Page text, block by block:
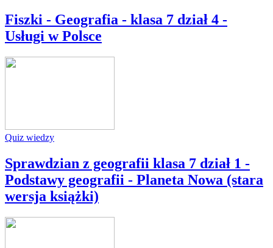
Fiszki - Geografia - klasa 7 dział 4 -
Usługi w Polsce
Quiz wiedzy
Sprawdzian z geografii klasa 7 dział 1 -
Podstawy geografii - Planeta Nowa (stara
wersja książki)